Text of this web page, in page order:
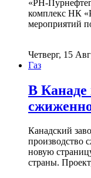
«РН-
комплекс НК
мероприятий
Четверг, 15
Газ
В Канаде
Канадский
производство
новую
страны.